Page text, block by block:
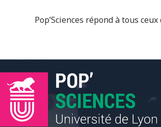
Pop’Sciences répond à tous